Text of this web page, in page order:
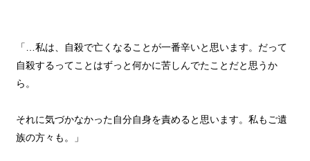
「…私は、自殺で亡くなることが一番辛いと思います。だって
自殺するってことはずっと何かに苦しんでたことだと思うか
ら。
それに気づかなかった自分自身を責めると思います。私もご遺
族の方々も。」